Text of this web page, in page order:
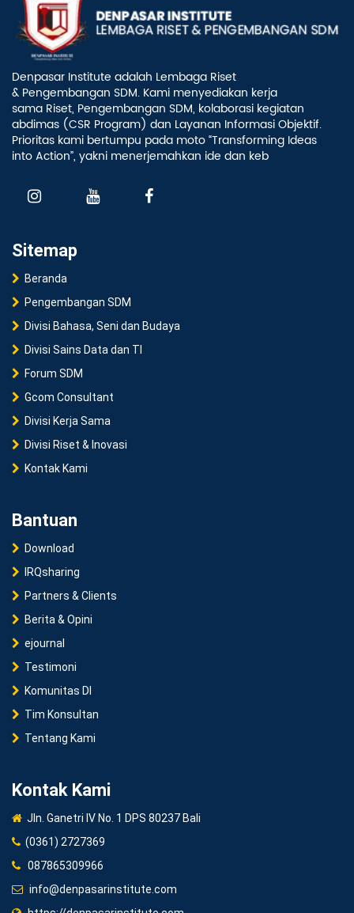
Denpasar Institute adalah Lembaga Riset
& Pengembangan SDM. Kami menyediakan kerja
sama Riset, Pengembangan SDM, kolaborasi kegiatan
abdimas (CSR Program) dan Layanan Informasi Objektif.
Prioritas kami bertumpu pada moto “Transforming Ideas
into Action”, yakni menerjemahkan ide dan keb
Sitemap
Beranda
Pengembangan SDM
Divisi Bahasa, Seni dan Budaya
Divisi Sains Data dan TI
Forum SDM
Gcom Consultant
Divisi Kerja Sama
Divisi Riset & Inovasi
Kontak Kami
Bantuan
Download
IRQsharing
Partners & Clients
Berita & Opini
ejournal
Testimoni
Komunitas DI
Tim Konsultan
Tentang Kami
Kontak Kami
Jln. Ganetri IV No. 1 DPS 80237 Bali
(0361) 2727369
087865309966
info@denpasarinstitute.com